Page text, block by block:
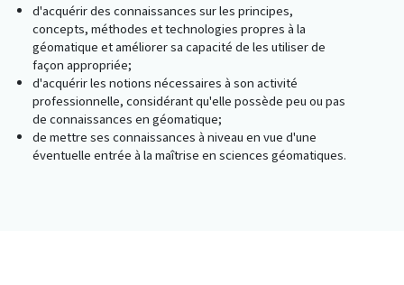
d'acquérir des connaissances sur les principes,
concepts, méthodes et technologies propres à la
géomatique et améliorer sa capacité de les utiliser de
façon appropriée;
d'acquérir les notions nécessaires à son activité
professionnelle, considérant qu'elle possède peu ou pas
de connaissances en géomatique;
de mettre ses connaissances à niveau en vue d'une
éventuelle entrée à la maîtrise en sciences géomatiques.